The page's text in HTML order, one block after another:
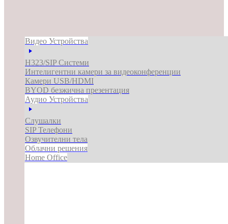
Видео Устройства
H323/SIP Системи
Интелигентни камери за видеоконференции
Камери USB/HDMI
BYOD безжична презентация
Аудио Устройства
Слушалки
SIP Телефони
Озвучителни тела
Облачни решения
Home Office